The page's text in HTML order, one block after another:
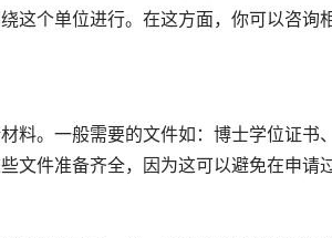
这个单位进行。在这方面，你可以咨询
料。一般需要的文件如：博士学位证书
文件准备齐全，因为这可以避免在申请